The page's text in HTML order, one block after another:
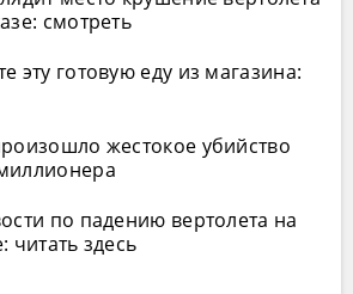
смотреть
эту готовую еду из магазина:
жестокое убийство
по падению вертолета на
читать здесь